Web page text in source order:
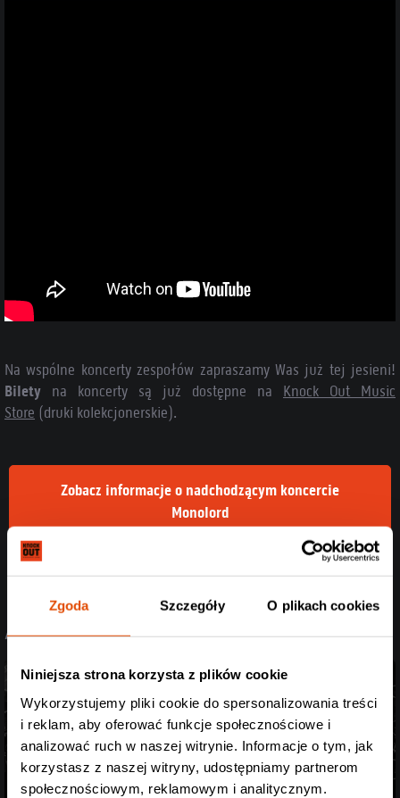
Zgoda Szczegóły O plikach cookies
Niniejsza strona korzysta z plików cookie
Wykorzystujemy pliki cookie do spersonalizowania treści
i reklam, aby oferować funkcje społecznościowe i
analizować ruch w naszej witrynie. Informacje o tym, jak
korzystasz z naszej witryny, udostępniamy partnerom
społecznościowym, reklamowym i analitycznym.
Na wspólne koncerty zespołów zapraszamy Was już tej jesieni!
Bilety na koncerty są już dostępne na Knock Out Music
Store (druki kolekcjonerskie).
Zobacz informacje o nadchodzącym koncercie
Monolord
Kup bilet Monolord
// PRZECZYTAJ RÓWNIEŻ